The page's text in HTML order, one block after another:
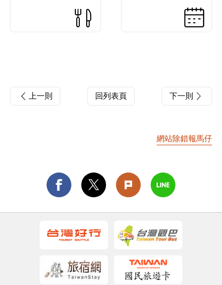
上一則 回列表頁 下一則
網站除錯報馬仔